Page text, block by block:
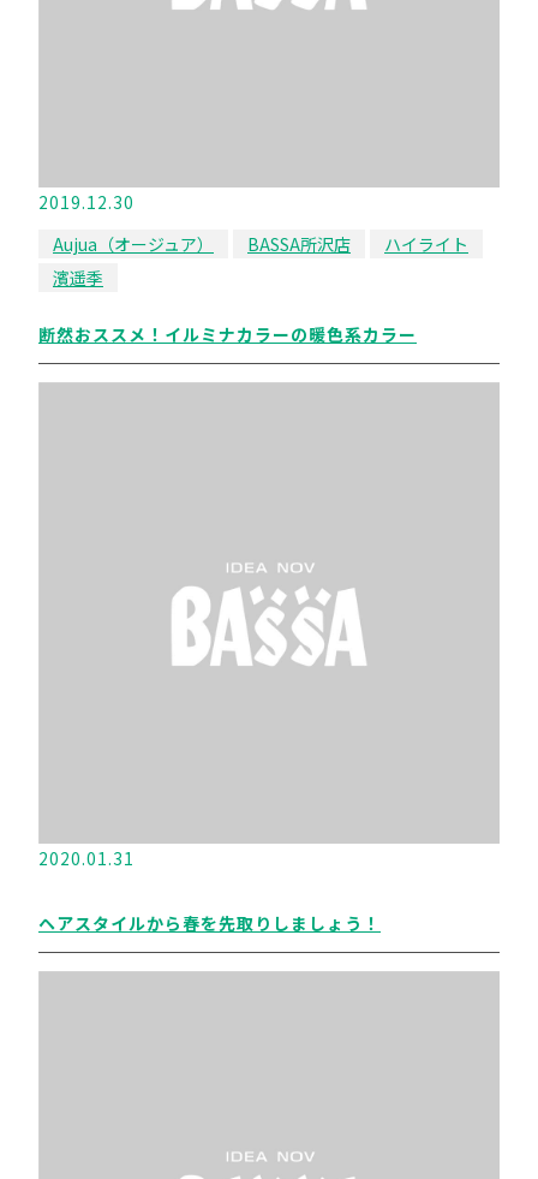
2019.12.30
Aujua（オージュア）
BASSA所沢店
ハイライト
濱遥季
断然おススメ！イルミナカラーの暖色系カラー
2020.01.31
ヘアスタイルから春を先取りしましょう！